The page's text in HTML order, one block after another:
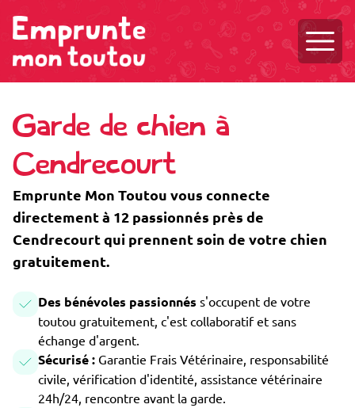
Garde de chien à
Cendrecourt
Emprunte Mon Toutou vous connecte
directement à 12 passionnés près de
Cendrecourt qui prennent soin de votre chien
gratuitement.
Des bénévoles passionnés s'occupent de votre
toutou gratuitement, c'est collaboratif et sans
échange d'argent.
Sécurisé : Garantie Frais Vétérinaire, responsabilité
civile, vérification d'identité, assistance vétérinaire
24h/24, rencontre avant la garde.